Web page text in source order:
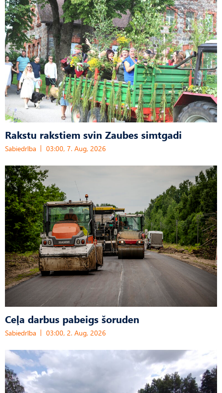
Rakstu rakstiem svin Zaubes simtgadi
Sabiedrība 03:00, 7. Aug, 2026
Ceļa darbus pabeigs šoruden
Sabiedrība 03:00, 2. Aug, 2026